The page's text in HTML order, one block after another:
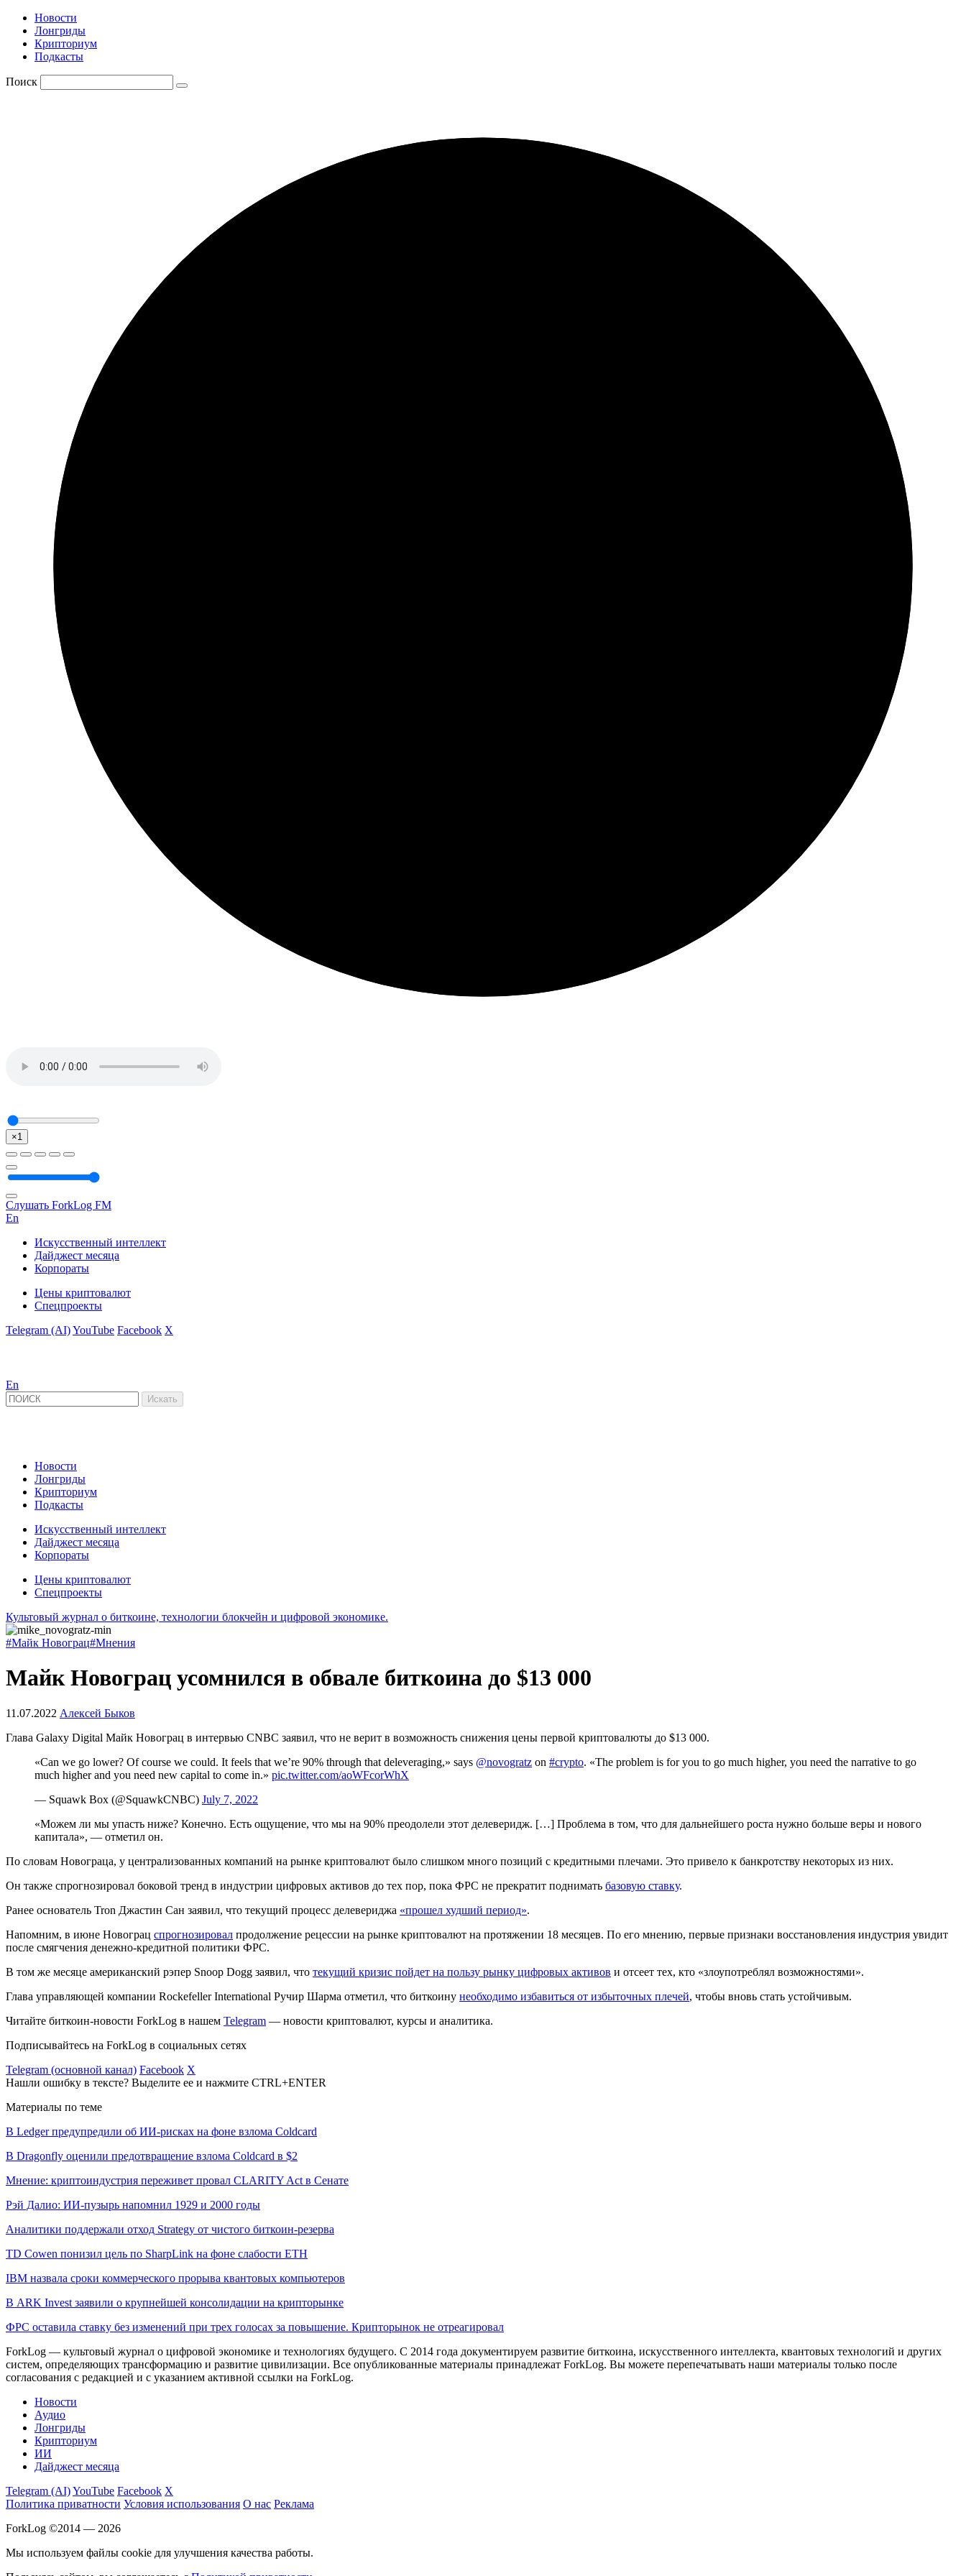
Новости
Лонгриды
Крипториум
Подкасты
Поиск
×1
Слушать ForkLog FM
En
Искусственный интеллект
Дайджест месяца
Корпораты
Цены криптовалют
Спецпроекты
Telegram (AI)YouTube Facebook X
En
Новости
Лонгриды
Крипториум
Подкасты
Искусственный интеллект
Дайджест месяца
Корпораты
Цены криптовалют
Спецпроекты
Культовый журнал о биткоине, технологии блокчейн и цифровой экономике.
#Майк Новограц#Мнения
Майк Новограц усомнился в обвале биткоина до $13 000
11.07.2022 Алексей Быков
Глава Galaxy Digital Майк Новограц в интервью CNBC заявил, что не верит в возможность снижения цены первой криптовалюты до $13 000.
«Can we go lower? Of course we could. It feels that we’re 90% through that deleveraging,» says @novogratz on #crypto. «The problem is for you to go much higher, you need the narrative to go
much higher and you need new capital to come in.» pic.twitter.com/aoWFcorWhX
— Squawk Box (@SquawkCNBC) July 7, 2022
«Можем ли мы упасть ниже? Конечно. Есть ощущение, что мы на 90% преодолели этот делеверидж. […] Проблема в том, что для дальнейшего роста нужно больше веры и нового
капитала», — отметил он.
По словам Новограца, у централизованных компаний на рынке криптовалют было слишком много позиций с кредитными плечами. Это привело к банкротству некоторых из них.
Он также спрогнозировал боковой тренд в индустрии цифровых активов до тех пор, пока ФРС не прекратит поднимать базовую ставку.
Ранее основатель Tron Джастин Сан заявил, что текущий процесс делевериджа «прошел худший период».
Напомним, в июне Новограц спрогнозировал продолжение рецессии на рынке криптовалют на протяжении 18 месяцев. По его мнению, первые признаки восстановления индустрия увидит
после смягчения денежно-кредитной политики ФРС.
В том же месяце американский рэпер Snoop Dogg заявил, что текущий кризис пойдет на пользу рынку цифровых активов и отсеет тех, кто «злоупотреблял возможностями».
Глава управляющей компании Rockefeller International Ручир Шарма отметил, что биткоину необходимо избавиться от избыточных плечей, чтобы вновь стать устойчивым.
Читайте биткоин-новости ForkLog в нашем Telegram — новости криптовалют, курсы и аналитика.
Подписывайтесь на ForkLog в социальных сетях
Telegram (основной канал) Facebook X
Нашли ошибку в тексте? Выделите ее и нажмите CTRL+ENTER
Материалы по теме
В Ledger предупредили об ИИ-рисках на фоне взлома Coldcard
В Dragonfly оценили предотвращение взлома Coldcard в $2
Мнение: криптоиндустрия переживет провал CLARITY Act в Сенате
Рэй Далио: ИИ-пузырь напомнил 1929 и 2000 годы
Аналитики поддержали отход Strategy от чистого биткоин-резерва
TD Cowen понизил цель по SharpLink на фоне слабости ETH
IBM назвала сроки коммерческого прорыва квантовых компьютеров
В ARK Invest заявили о крупнейшей консолидации на крипторынке
ФРС оставила ставку без изменений при трех голосах за повышение. Крипторынок не отреагировал
ForkLog — культовый журнал о цифровой экономике и технологиях будущего. С 2014 года документируем развитие биткоина, искусственного интеллекта, квантовых технологий и других
систем, определяющих трансформацию и развитие цивилизации. Все опубликованные материалы принадлежат ForkLog. Вы можете перепечатывать наши материалы только после
согласования с редакцией и с указанием активной ссылки на ForkLog.
Новости
Аудио
Лонгриды
Крипториум
ИИ
Дайджест месяца
Telegram (AI)YouTube Facebook X
Политика приватности Условия использования О нас Реклама
ForkLog ©2014 — 2026
Мы используем файлы cookie для улучшения качества работы.